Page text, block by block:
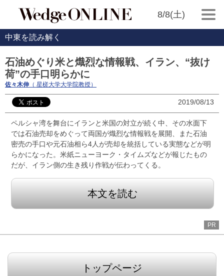
8/8(土)
中東を読み解く
石油めぐり米と熾烈な情報戦、イラン、“抜け
荷”の手口明らかに
佐々木伸 （ 星槎大学大学院教授）
2019/08/13
ペルシャ湾を舞台にイランと米国の対立が続く中、その水面下
では石油売却をめぐって両国が熾烈な情報戦を展開、また石油
密売の手口や元石油相ら4人が売却を統括している実態などが明
らかになった。米紙ニューヨーク・タイムズなどが報じたもの
だが、イラン側の生き残り作戦が伝わってくる。
本文を読む
PR
トップページ